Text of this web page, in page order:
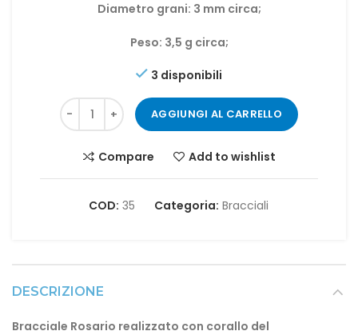
Diametro grani: 3 mm circa;
Peso: 3,5 g circa;
3 disponibili
AGGIUNGI AL CARRELLO
Compare Add to wishlist
COD: 35 Categoria: Bracciali
DESCRIZIONE
Bracciale Rosario realizzato con corallo del